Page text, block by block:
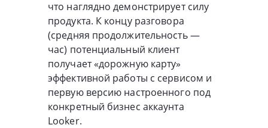
что наглядно демонстрирует силу
продукта. К концу разговора
(средняя продолжительность —
час) потенциальный клиент
получает «дорожную карту»
эффективной работы с сервисом и
первую версию настроенного под
конкретный бизнес аккаунта
Looker.